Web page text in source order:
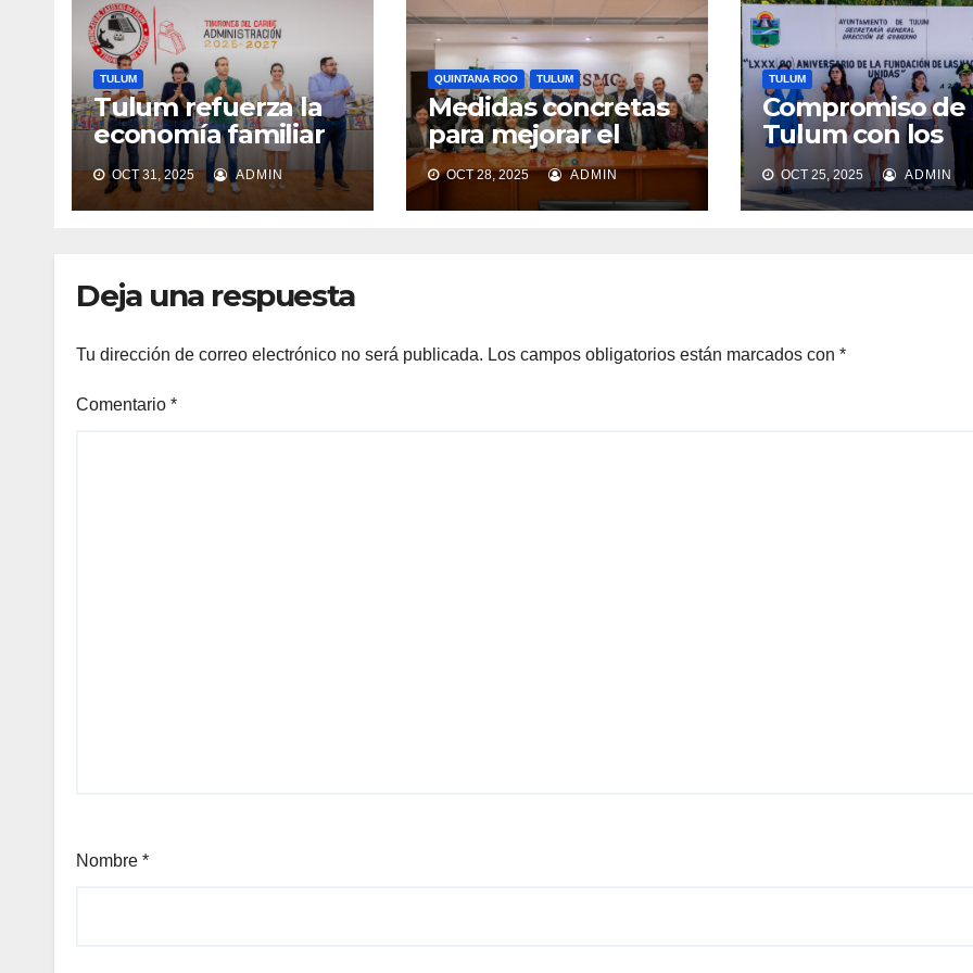
TULUM
Tulum refuerza la
economía familiar
con programas de
ayuda alimentaria
OCT 31, 2025 ADMIN
QUINTANA ROO TULUM
Medidas concretas
para mejorar el
acceso a playas en
Tulum
OCT 28, 2025 ADMIN
TULUM
Compromiso de
Tulum con los
valores de la
OCT 25, 2025 ADMIN
Deja una respuesta
Tu dirección de correo electrónico no será publicada. Los campos obligatorios están marcados con *
Comentario *
Nombre *